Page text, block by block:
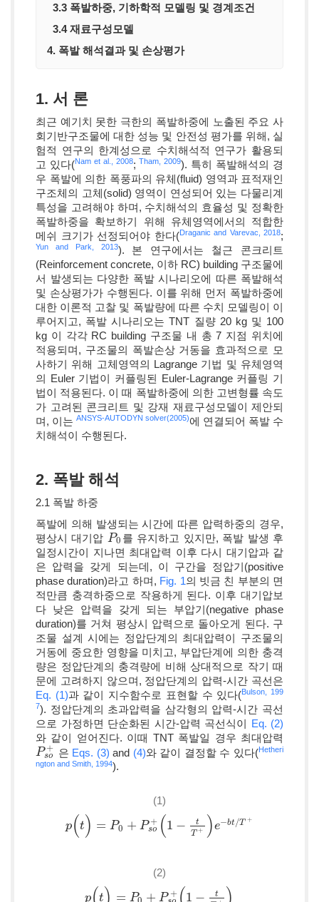
3.3 폭발하중, 기하학적 모델링 및 경계조건
3.4 재료구성모델
4. 폭발 해석결과 및 손상평가
1. 서 론
최근 예기치 못한 극한의 폭발하중에 노출된 주요 사
회기반구조물에 대한 성능 및 안전성 평가를 위해, 실
험적 연구의 한계성으로 수치해석적 연구가 활용되
고 있다(Nam et al., 2008; Tham, 2009). 특히 폭발해석의 경
우 폭발에 의한 폭풍파의 유체(fluid) 영역과 표적재인
구조체의 고체(solid) 영역이 연성되어 있는 다물리계
특성을 고려해야 하며, 수치해석의 효율성 및 정확한
폭발하중을 확보하기 위해 유체영역에서의 적합한
메쉬 크기가 선정되어야 한다(Draganic and Varevac, 2018;
Yun and Park, 2013). 본 연구에서는 철근 콘크리트
(Reinforcement concrete, 이하 RC) building 구조물에
서 발생되는 다양한 폭발 시나리오에 따른 폭발해석
및 손상평가가 수행된다. 이를 위해 먼저 폭발하중에
대한 이론적 고찰 및 폭발량에 따른 수치 모델링이 이
루어지고, 폭발 시나리오는 TNT 질량 20 kg 및 100
kg 이 각각 RC building 구조물 내 총 7 지점 위치에
적용되며, 구조물의 폭발손상 거동을 효과적으로 모
사하기 위해 고체영역의 Lagrange 기법 및 유체영역
의 Euler 기법이 커플링된 Euler-Lagrange 커플링 기
법이 적용된다. 이 때 폭발하중에 의한 고변형률 속도
가 고려된 콘크리트 및 강재 재료구성모델이 제안되
며, 이는 ANSYS-AUTODYN solver(2005)에 연결되어 폭발 수
치해석이 수행된다.
2. 폭발 해석
2.1 폭발 하중
폭발에 의해 발생되는 시간에 따른 압력하중의 경우,
평상시 대기압 P0
P0 를 유지하고 있지만, 폭발 발생 후
일정시간이 지나면 최대압력 이후 다시 대기압과 같
은 압력을 갖게 되는데, 이 구간을 정압기(positive
phase duration)라고 하며, Fig. 1의 빗금 친 부분의 면
적만큼 충격하중으로 작용하게 된다. 이후 대기압보
다 낮은 압력을 갖게 되는 부압기(negative phase
duration)를 거쳐 평상시 압력으로 돌아오게 된다. 구
조물 설계 시에는 정압단계의 최대압력이 구조물의
거동에 중요한 영향을 미치고, 부압단계에 의한 충격
량은 정압단계의 충격량에 비해 상대적으로 작기 때
문에 고려하지 않으며, 정압단계의 압력-시간 곡선은
Eq. (1)과 같이 지수함수로 표현할 수 있다(Bulson, 199
7). 정압단계의 초과압력을 삼각형의 압력-시간 곡선
으로 가정하면 단순화된 시간-압력 곡선식이 Eq. (2)
와 같이 얻어진다. 이때 TNT 폭발일 경우 최대압력
P +
so
Pso +은 Eqs. (3) and (4)와 같이 결정할 수 있다(Hetheri
ngton and Smith, 1994).
(1)
p(t) = P0 + P +
so (1 −
t
T + )e−bt /T +
p(t )= P 0+ Pso +(1-tT+ ) e- bt/T+
(2)
p t = P + P + 1 −
t
p(t )= P 0+ Pso +(1-tT+ )